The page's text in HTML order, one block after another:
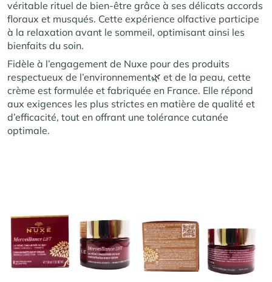
véritable rituel de bien-être grâce à ses délicats accords
floraux et musqués. Cette expérience olfactive participe
à la relaxation avant le sommeil, optimisant ainsi les
bienfaits du soin.
Fidèle à l’engagement de Nuxe pour des produits
respectueux de l’environnement🌿 et de la peau, cette
crème est formulée et fabriquée en France. Elle répond
aux exigences les plus strictes en matière de qualité et
d’efficacité, tout en offrant une tolérance cutanée
optimale.